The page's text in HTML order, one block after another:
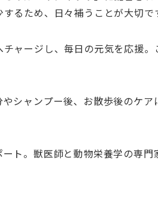
るため、日々補うことが大切で
ャージし、毎日の元気を応援
シャンプー後、お散歩後のケ
ト。獣医師と動物栄養学の専